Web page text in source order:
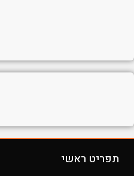
תפריט ראשי